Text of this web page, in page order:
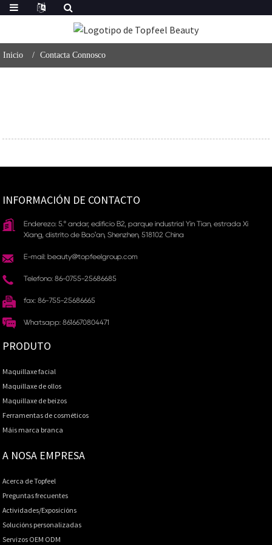
Inicio Contacta Connosco
INFORMACIÓN DE CONTACTO
Enderezo: 5.º andar, edificio B2, parque industrial Yin Tian, ​​estrada Xi
Xiang, distrito de Bao'an, Shenzhen, 518102 China
E-mail: beauty@topfeelgroup.com
Teléfono: 86-0755-25686685
fax: 86-755-25686665
Whatsapp: 8616670804471
PRODUTO
Maquillaxe facial
Maquillaxe de ollos
Maquillaxe de beizos
Ferramentas de cosméticos
Máis marca branca
A NOSA EMPRESA
Acerca de Topfeel
Preguntas frecuentes
Actividades/Exposicións
Solucións personalizadas
Servizos OEM ODM